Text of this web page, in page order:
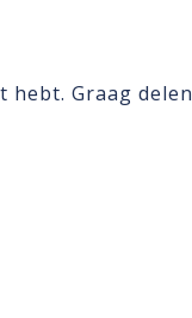
hebt. Graag delen